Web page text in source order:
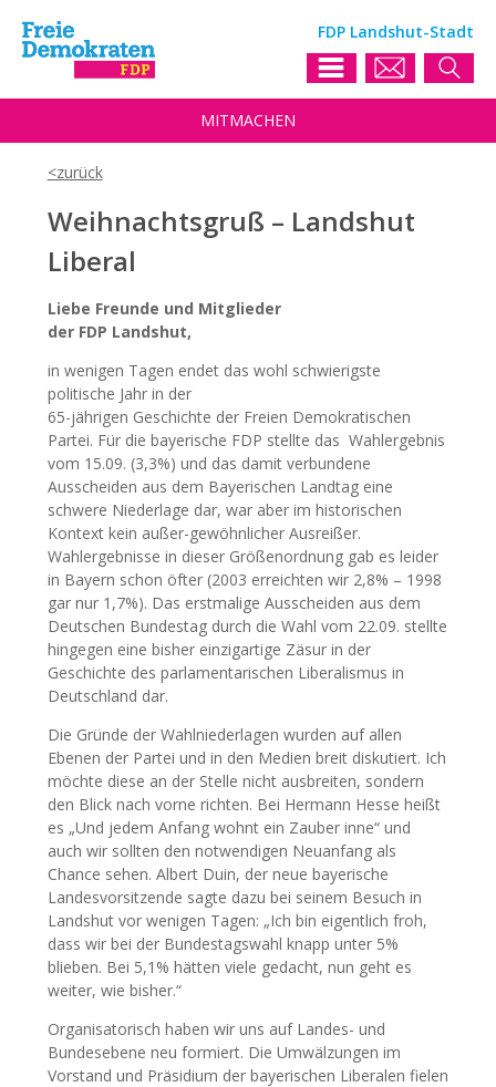
FDP Landshut-Stadt
MITMACHEN
Weihnachtsgruß – Landshut
Liberal
Liebe Freunde und Mitglieder
der FDP Landshut,
in wenigen Tagen endet das wohl schwierigste
politische Jahr in der
65-jährigen Geschichte der Freien Demokratischen
Partei. Für die bayerische FDP stellte das Wahlergebnis
vom 15.09. (3,3%) und das damit verbundene
Ausscheiden aus dem Bayerischen Landtag eine
schwere Niederlage dar, war aber im historischen
Kontext kein außer-gewöhnlicher Ausreißer.
Wahlergebnisse in dieser Größenordnung gab es leider
in Bayern schon öfter (2003 erreichten wir 2,8% – 1998
gar nur 1,7%). Das erstmalige Ausscheiden aus dem
Deutschen Bundestag durch die Wahl vom 22.09. stellte
hingegen eine bisher einzigartige Zäsur in der
Geschichte des parlamentarischen Liberalismus in
Deutschland dar.
Die Gründe der Wahlniederlagen wurden auf allen
Ebenen der Partei und in den Medien breit diskutiert. Ich
möchte diese an der Stelle nicht ausbreiten, sondern
den Blick nach vorne richten. Bei Hermann Hesse heißt
es „Und jedem Anfang wohnt ein Zauber inne“ und
auch wir sollten den notwendigen Neuanfang als
Chance sehen. Albert Duin, der neue bayerische
Landesvorsitzende sagte dazu bei seinem Besuch in
Landshut vor wenigen Tagen: „Ich bin eigentlich froh,
dass wir bei der Bundestagswahl knapp unter 5%
blieben. Bei 5,1% hätten viele gedacht, nun geht es
weiter, wie bisher.“
Organisatorisch haben wir uns auf Landes- und
Bundesebene neu formiert. Die Umwälzungen im
Vorstand und Präsidium der bayerischen Liberalen fielen